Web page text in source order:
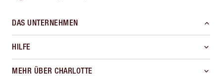
DAS UNTERNEHMEN
HILFE
MEHR ÜBER CHARLOTTE